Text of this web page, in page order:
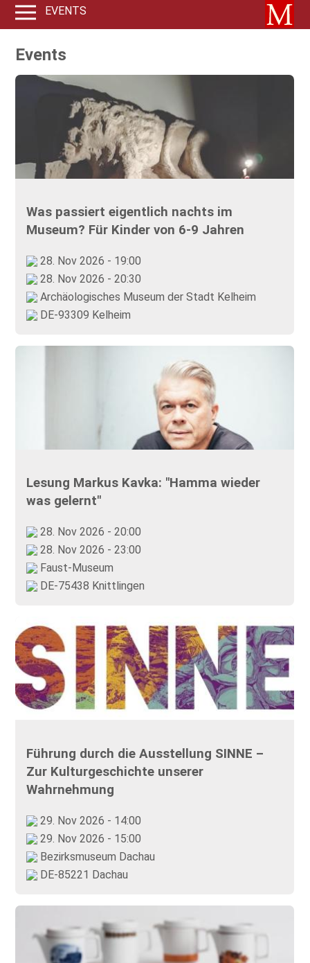
EVENTS
Events
Was passiert eigentlich nachts im
Museum? Für Kinder von 6-9 Jahren
28. Nov 2026 - 19:00
28. Nov 2026 - 20:30
Archäologisches Museum der Stadt Kelheim
DE-93309 Kelheim
Lesung Markus Kavka: "Hamma wieder
was gelernt"
28. Nov 2026 - 20:00
28. Nov 2026 - 23:00
Faust-Museum
DE-75438 Knittlingen
Führung durch die Ausstellung SINNE –
Zur Kulturgeschichte unserer
Wahrnehmung
29. Nov 2026 - 14:00
29. Nov 2026 - 15:00
Bezirksmuseum Dachau
DE-85221 Dachau